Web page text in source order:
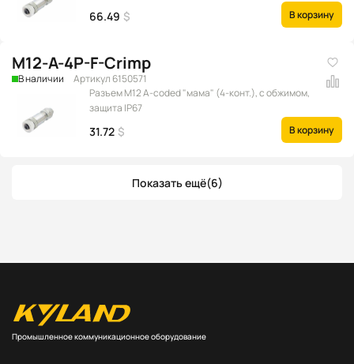
66.49 $ В корзину
M12-A-4P-F-Crimp
В наличии
Артикул 6150571
Разъем M12 A-coded "мама" (4-конт.), с обжимом,
защита IP67
31.72 $ В корзину
Показать ещё(6)
Промышленное коммуникационное оборудование